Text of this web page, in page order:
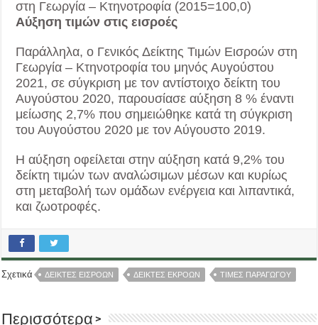
στη Γεωργία – Κτηνοτροφία (2015=100,0)
Αύξηση τιμών στις εισροές
Παράλληλα, ο Γενικός Δείκτης Τιμών Εισροών στη
Γεωργία – Κτηνοτροφία του μηνός Αυγούστου
2021, σε σύγκριση με τον αντίστοιχο δείκτη του
Αυγούστου 2020, παρουσίασε αύξηση 8 % έναντι
μείωσης 2,7% που σημειώθηκε κατά τη σύγκριση
του Αυγούστου 2020 με τον Αύγουστο 2019.
Η αύξηση οφείλεται στην αύξηση κατά 9,2% του
δείκτη τιμών των αναλώσιμων μέσων και κυρίως
στη μεταβολή των ομάδων ενέργεια και λιπαντικά,
και ζωοτροφές.
Σχετικά ΔΕΙΚΤΕΣ ΕΙΣΡΟΩΝ ΔΕΙΚΤΕΣ ΕΚΡΟΩΝ ΤΙΜΕΣ ΠΑΡΑΓΩΓΟΥ
Περισσότερα >